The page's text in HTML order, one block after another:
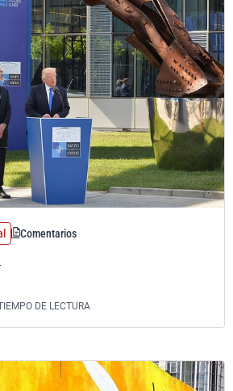
Comentarios
DE LECTURA